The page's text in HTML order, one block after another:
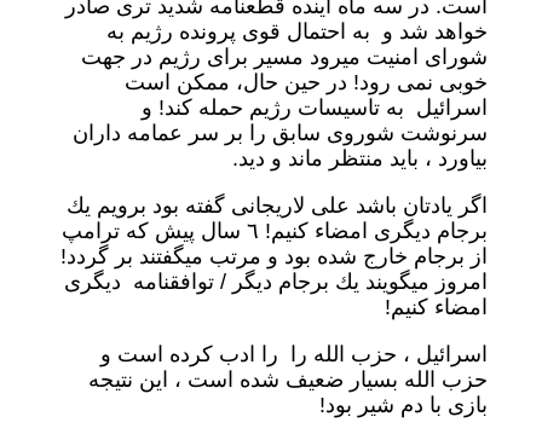
است. در سه ماه آينده قطعنامه شديد ترى صادر
خواهد شد و به احتمال قوى پرونده رژيم به
شوراى امنيت ميرود مسير براى رژيم در جهت
خوبى نمى رود! در حين حال، ممكن است
اسرائيل به تاسيسات رژيم حمله كند! و
سرنوشت شوروى سابق را بر سر عمامه داران
بياورد ، بايد منتظر ماند و ديد.
اگر يادتان باشد على لاريجانى گفته بود برويم يك
برجام ديگرى امضاء كنيم! ٦ سال پيش كه ترامپ
از برجام خارج شده بود و مرتب ميگفتند بر گردد!
امروز ميگويند يك برجام ديگر / توافقنامه ديگرى
امضاء كنيم!
اسرائیل ، حزب الله را را ادب كرده است و
حزب الله بسيار ضعيف شده است ، اين نتيجه
بازى با دم شير بود!